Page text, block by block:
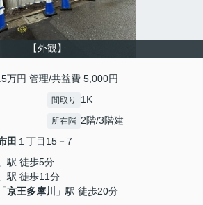
【外観】
万円 管理/共益費 5,000円
間取り 1K
所在階 2階/3階建
田 １丁目15－7
」駅 徒歩5分
」駅 徒歩11分
「京王多摩川 」駅 徒歩20分